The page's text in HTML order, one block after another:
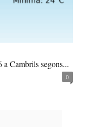
Cambrils segons...
0